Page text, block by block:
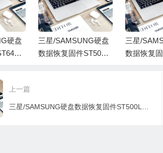
硬盘
三星/SAMSUNG硬盘
数据恢复固件ST500L
三星/
数据恢复
D710431
上一篇